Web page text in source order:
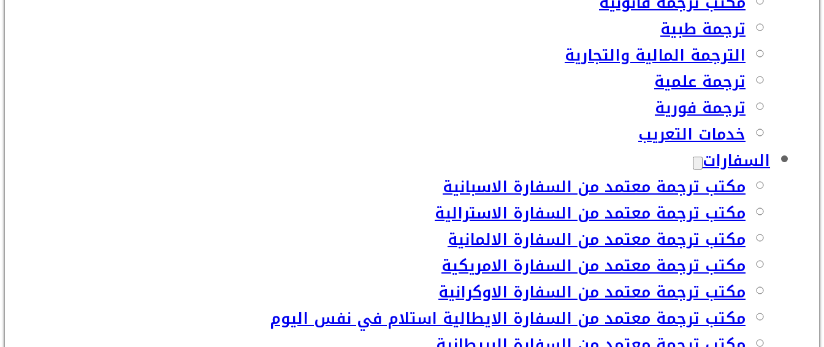
ترجمة طبية
الترجمة المالية والتجارية
ترجمة علمية
ترجمة فورية
خدمات التعريب
السفارات
مكتب ترجمة معتمد من السفارة الاسبانية
مكتب ترجمة معتمد من السفارة الاسترالية
مكتب ترجمة معتمد من السفارة الالمانية
مكتب ترجمة معتمد من السفارة الامريكية
مكتب ترجمة معتمد من السفارة الاوكرانية
مكتب ترجمة معتمد من السفارة الايطالية استلام في نفس اليوم